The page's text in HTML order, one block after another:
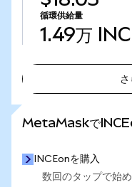
循環供給量
1.49万
さ
MetaMaskで
INCEonを購入
数回のタップで始め